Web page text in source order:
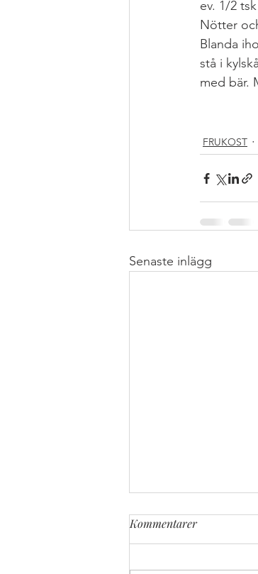
ev. 1/2
Nötter
Blanda
stå i
med bär.
FRUKOST
Senaste inlägg
Kommentarer